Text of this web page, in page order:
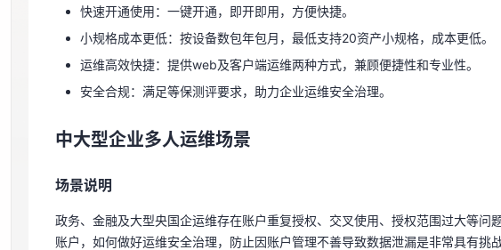
中大型企业多人运维场景
账户，如何做好运维安全治理，防止因账户管理不善导致数据泄漏是非常具有挑
理、运维审计、高危命令阻断等能力，满足企业运维安全治理需求。
快速开通使用：一键开通，即开即用，方便快捷。
小规格成本更低：按设备数包年包月，最低支持20资产小规格，成本更低。
运维高效快捷：提供web及客户端运维两种方式，兼顾便捷性和专业性。
安全合规：满足等保测评要求，助力企业运维安全治理。
中大型企业多人运维场景
场景说明
政务、金融及大型央国企运维存在账户重复授权、交叉使用、授权范围过大等问
账户，如何做好运维安全治理，防止因账户管理不善导致数据泄漏是非常具有挑战